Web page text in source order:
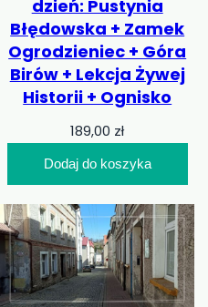
dzień: Pustynia
Błędowska + Zamek
Ogrodzieniec + Góra
Birów + Lekcja Żywej
Historii + Ognisko
189,00 zł
Dodaj do koszyka